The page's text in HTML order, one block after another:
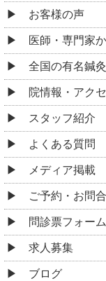
お客様の声
医師・専門家
全国の有名鍼
院情報・アク
スタッフ紹介
よくある質問
メディア掲載
ご予約・お問
問診票フォーム
求人募集
ブログ